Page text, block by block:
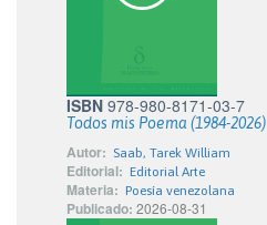
ISBN 978-980-8171-03-7
Todos mis Poema (1984-2026)
Autor: Saab, Tarek William
Editorial: Editorial Arte
Materia: Poesía venezolana
Publicado: 2026-08-31